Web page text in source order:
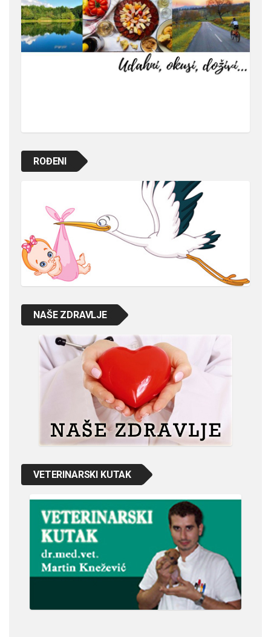
ROĐENI
NAŠE ZDRAVLJE
VETERINARSKI KUTAK